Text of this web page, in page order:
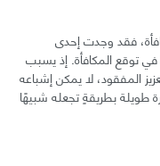
فقد وجدت إحدى
في توقع المكافأة. إذ يسبب
المفقود، لا يمكن إشباعه
طويلة بطريقةٍ تجعله شبيهًا